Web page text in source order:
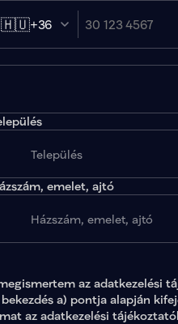
🇭🇺+36
emelet, ajtó
az adatkezelési
a) pontja alapján
az adatkezelési